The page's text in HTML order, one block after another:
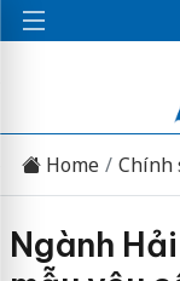
Home Chính
Ngành